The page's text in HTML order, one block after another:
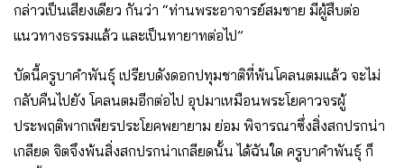
กล่าวเป็นเสียงเดียว กันว่า “ท่านพระอาจารย์สมชาย มีผู้สืบต่อ
แนวทางธรรมแล้ว และเป็นทายาทต่อไป”
บัดนี้ครูบาคำพันธุ์ เปรียบดังดอกปทุมชาติที่พ้นโคลนตมแล้ว จะไม่
กลับคืนไปยัง โคลนตมอีกต่อไป อุปมาเหมือนพระโยคาวจรผู้
ประพฤติพากเพียรประโยคพยายาม ย่อม พิจารณาซึ่งสิ่งสกปรกน่า
เกลียด จิตจึงพ้นสิ่งสกปรกน่าเกลียดนั้น ได้ฉันใด ครูบาคำพันธุ์ ก็